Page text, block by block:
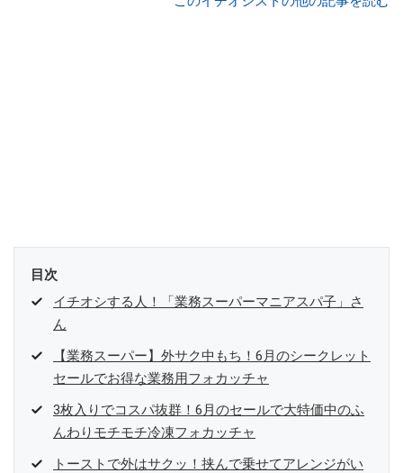
目次
イチオシする人！「業務スーパーマニアスパ子」さ
ん
【業務スーパー】外サク中もち！6月のシークレット
セールでお得な業務用フォカッチャ
3枚入りでコスパ抜群！6月のセールで大特価中のふ
んわりモチモチ冷凍フォカッチャ
トーストで外はサクッ！挟んで乗せてアレンジがい